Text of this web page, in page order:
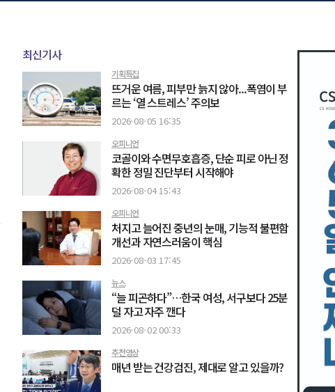
최신기사
기획특집
뜨거운 여름, 피부만 늙지 않아...폭염이 부
르는 ‘열 스트레스’ 주의보
2026-08-05 16:35
오피니언
코골이와 수면무호흡증, 단순 피로 아닌 정
확한 정밀 진단부터 시작해야
2026-08-04 15:43
오피니언
처지고 늘어진 중년의 눈매, 기능적 불편함
개선과 자연스러움이 핵심
2026-08-03 17:45
뉴스
“늘 피곤하다”…한국 여성, 서구보다 25분
덜 자고 자주 깬다
2026-08-02 00:33
추천영상
매년 받는 건강검진, 제대로 알고 있을까?